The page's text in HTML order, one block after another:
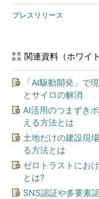
プレスリリース
関連資料（ホワイ
「AI駆動開発」で
とサイロの解消
AI活用のつまずき
える方法とは
土地だけの建設現
る方法とは
ゼロトラストにお
とは?
SNS認証や多要素